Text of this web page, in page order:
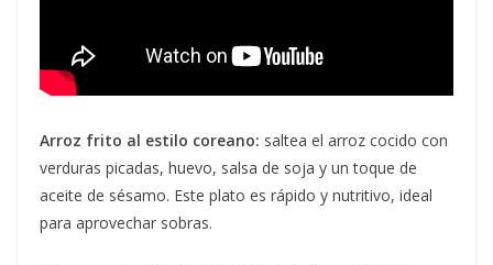
Arroz frito al estilo coreano: saltea el arroz cocido con
verduras picadas, huevo, salsa de soja y un toque de
aceite de sésamo. Este plato es rápido y nutritivo, ideal
para aprovechar sobras.